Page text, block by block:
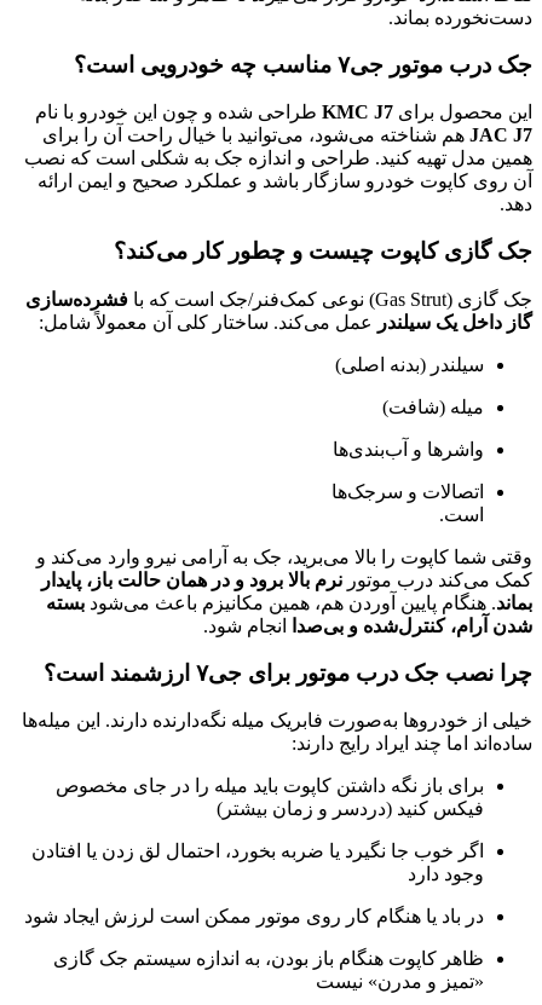
دست‌نخورده بماند.
جک درب موتور جی۷ مناسب چه خودرویی است؟
این محصول برای KMC J7 طراحی شده و چون این خودرو با نام
JAC J7 هم شناخته می‌شود، می‌توانید با خیال راحت آن را برای
همین مدل تهیه کنید. طراحی و اندازه جک به شکلی است که نصب
آن روی کاپوت خودرو سازگار باشد و عملکرد صحیح و ایمن ارائه
دهد.
جک گازی کاپوت چیست و چطور کار می‌کند؟
جک گازی (Gas Strut) نوعی کمک‌فنر/جک است که با
فشرده‌سازی
گاز داخل یک سیلندر
عمل می‌کند. ساختار کلی آن معمولاً شامل:
سیلندر (بدنه اصلی)
میله (شافت)
واشرها و آب‌بندی‌ها
اتصالات و سرجک‌ها
است.
وقتی شما کاپوت را بالا می‌برید، جک به آرامی نیرو وارد می‌کند و
کمک می‌کند درب موتور نرم بالا برود و در همان حالت باز، پایدار
بماند. هنگام پایین آوردن هم، همین مکانیزم باعث می‌شود بسته
شدن آرام، کنترل‌شده و بی‌صدا
انجام شود.
چرا نصب جک درب موتور برای جی۷ ارزشمند است؟
خیلی از خودروها به‌صورت فابریک میله نگه‌دارنده دارند. این میله‌ها
ساده‌اند اما چند ایراد رایج دارند:
برای باز نگه داشتن کاپوت باید میله را در جای مخصوص
فیکس کنید (دردسر و زمان بیشتر)
اگر خوب جا نگیرد یا ضربه بخورد، احتمال لق زدن یا افتادن
وجود دارد
در باد یا هنگام کار روی موتور ممکن است لرزش ایجاد شود
ظاهر کاپوت هنگام باز بودن، به اندازه سیستم جک گازی
«تمیز و مدرن» نیست